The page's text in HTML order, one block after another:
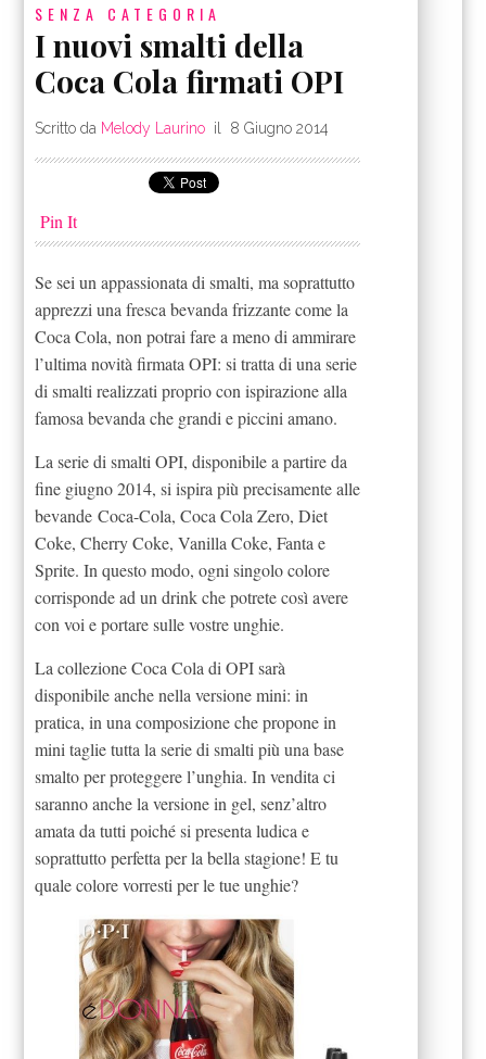
SENZA CATEGORIA
I nuovi smalti della
Coca Cola firmati OPI
Scritto da Melody Laurino il 8 Giugno 2014
Pin It
Se sei un appassionata di smalti, ma soprattutto
apprezzi una fresca bevanda frizzante come la
Coca Cola, non potrai fare a meno di ammirare
l’ultima novità firmata OPI: si tratta di una serie
di smalti realizzati proprio con ispirazione alla
famosa bevanda che grandi e piccini amano.
La serie di smalti OPI, disponibile a partire da
fine giugno 2014, si ispira più precisamente alle
bevande Coca-Cola, Coca Cola Zero, Diet
Coke, Cherry Coke, Vanilla Coke, Fanta e
Sprite. In questo modo, ogni singolo colore
corrisponde ad un drink che potrete così avere
con voi e portare sulle vostre unghie.
La collezione Coca Cola di OPI sarà
disponibile anche nella versione mini: in
pratica, in una composizione che propone in
mini taglie tutta la serie di smalti più una base
smalto per proteggere l’unghia. In vendita ci
saranno anche la versione in gel, senz’altro
amata da tutti poiché si presenta ludica e
soprattutto perfetta per la bella stagione! E tu
quale colore vorresti per le tue unghie?